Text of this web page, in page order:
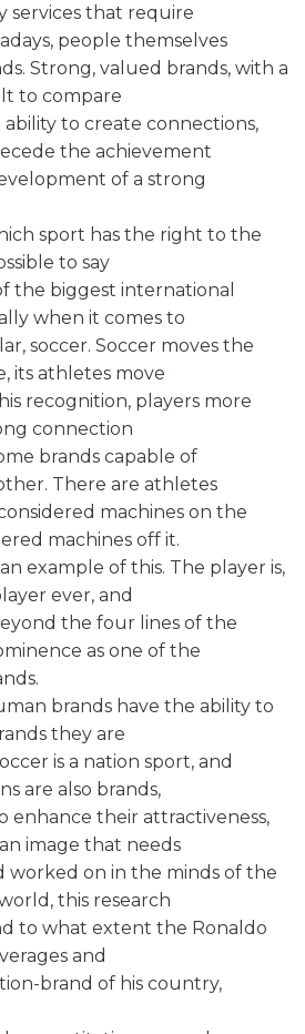
services that require
people themselves
Strong, valued brands, with a
to compare
to create connections,
the achievement
of a strong
sport has the right to the
to say
the biggest international
when it comes to
soccer. Soccer moves the
its athletes move
recognition, players more
connection
brands capable of
There are athletes
machines on the
machines off it.
example of this. The player is,
ever, and
the four lines of the
as one of the
brands have the ability to
they are
is a nation sport, and
are also brands,
enhance their attractiveness,
image that needs
worked on in the minds of the
this research
to what extent the Ronaldo
and
brand of his country,